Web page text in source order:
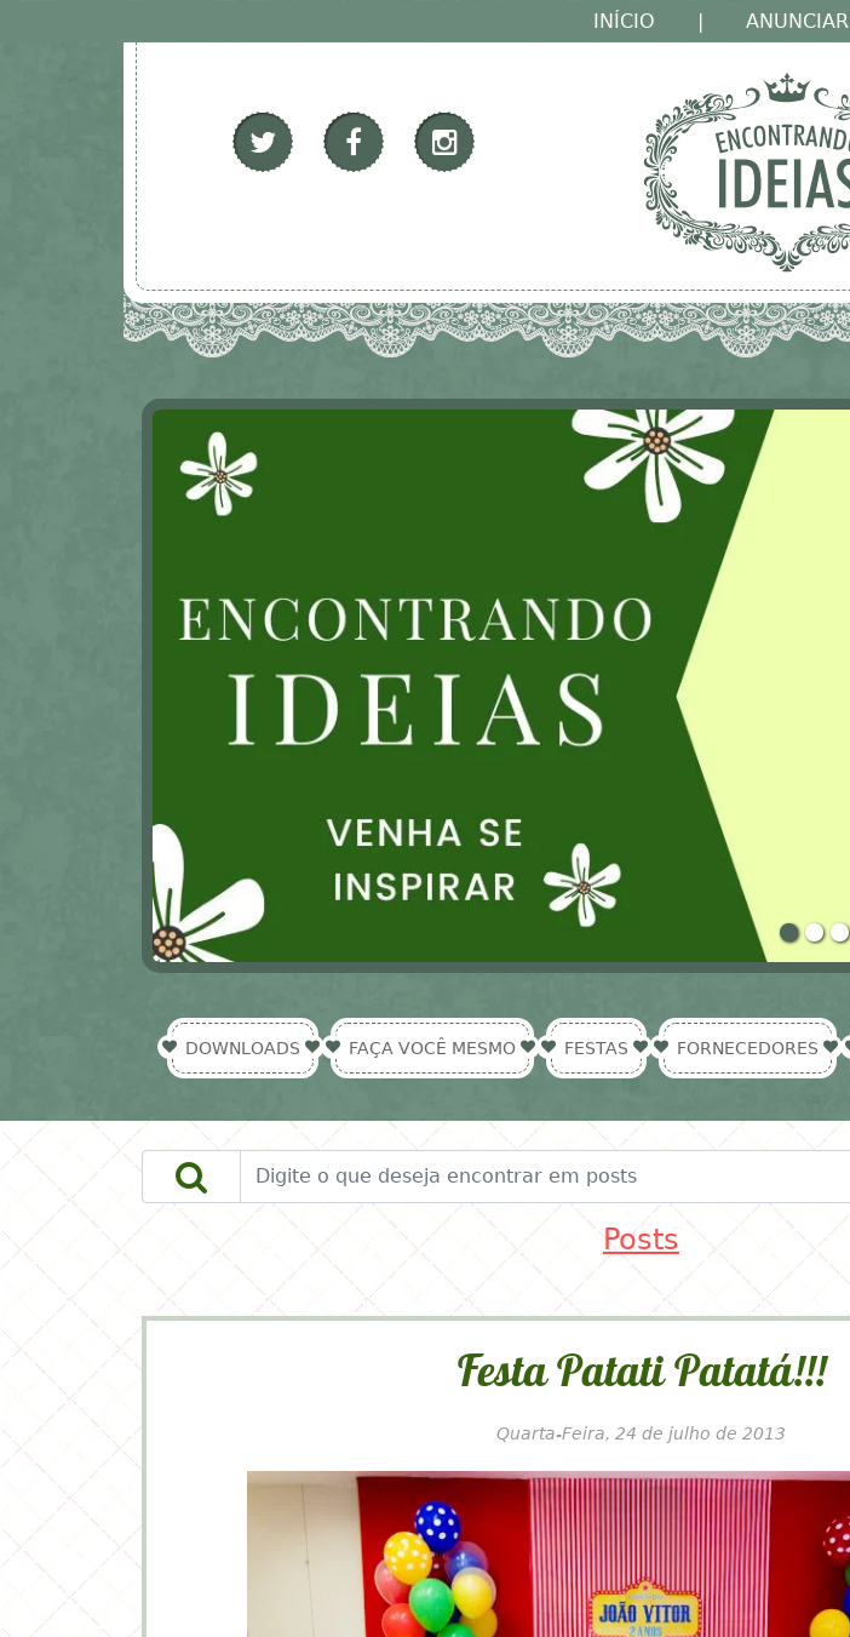
INÍCIO | ANUNCIAR
DOWNLOADS FAÇA VOCÊ MESMO FESTAS FORNECEDORES
Posts
Festa Patati Patatá!!!
Quarta-Feira, 24 de julho de 2013